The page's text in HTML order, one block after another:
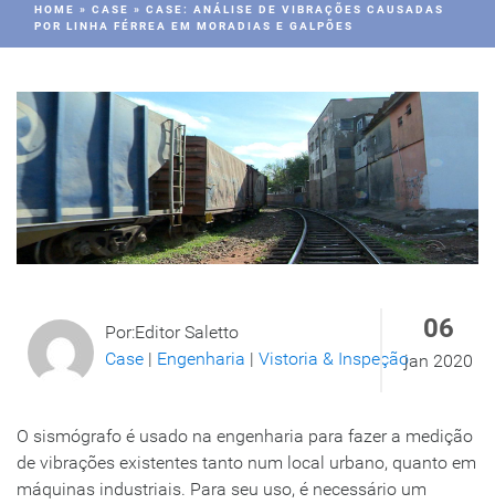
HOME » CASE » CASE: ANÁLISE DE VIBRAÇÕES CAUSADAS
POR LINHA FÉRREA EM MORADIAS E GALPÕES
Por:Editor Saletto
Case | Engenharia | Vistoria & Inspeção
06
jan 2020
O sismógrafo é usado na engenharia para fazer a medição
de vibrações existentes tanto num local urbano, quanto em
máquinas industriais. Para seu uso, é necessário um